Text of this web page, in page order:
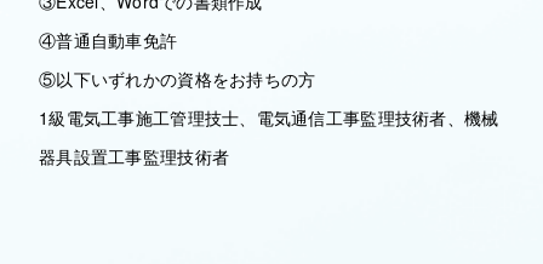
④普通自動車免許
⑤以下いずれかの資格をお持ちの方
1級電気工事施工管理技士、電気通信工事監理技術者、機械
器具設置工事監理技術者